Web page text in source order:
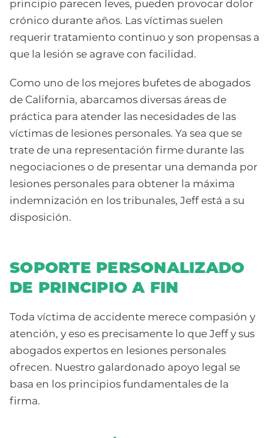
principio parecen leves, pueden provocar dolor
crónico durante años. Las víctimas suelen
requerir tratamiento continuo y son propensas a
que la lesión se agrave con facilidad.
Como uno de los mejores bufetes de abogados
de California, abarcamos diversas áreas de
práctica para atender las necesidades de las
víctimas de lesiones personales. Ya sea que se
trate de una representación firme durante las
negociaciones o de presentar una demanda por
lesiones personales para obtener la máxima
indemnización en los tribunales, Jeff está a su
disposición.
SOPORTE PERSONALIZADO
DE PRINCIPIO A FIN
Toda víctima de accidente merece compasión y
atención, y eso es precisamente lo que Jeff y sus
abogados expertos en lesiones personales
ofrecen. Nuestro galardonado apoyo legal se
basa en los principios fundamentales de la
firma.